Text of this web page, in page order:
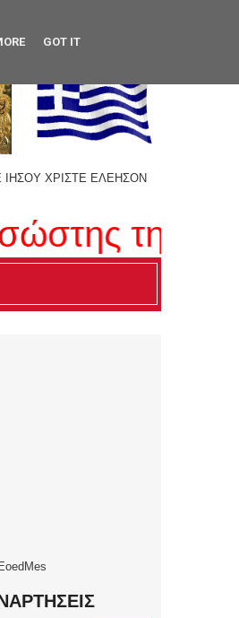
ΙΗΣΟΥ ΧΡΙΣΤΕ ΕΛΕΗΣΟΝ
της ΕΟΕΔ
GOT IT